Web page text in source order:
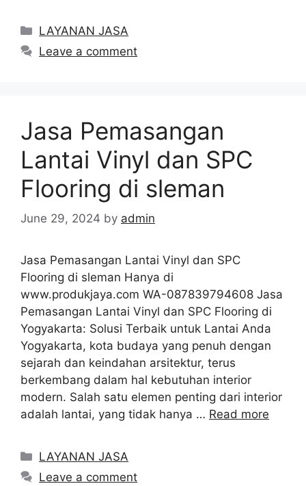
Categories
LAYANAN JASA
Leave a comment
Jasa Pemasangan
Lantai Vinyl dan SPC
Flooring di sleman
June 29, 2024 by admin
Jasa Pemasangan Lantai Vinyl dan SPC
Flooring di sleman Hanya di
www.produkjaya.com WA-087839794608 Jasa
Pemasangan Lantai Vinyl dan SPC Flooring di
Yogyakarta: Solusi Terbaik untuk Lantai Anda
Yogyakarta, kota budaya yang penuh dengan
sejarah dan keindahan arsitektur, terus
berkembang dalam hal kebutuhan interior
modern. Salah satu elemen penting dari interior
adalah lantai, yang tidak hanya … Read more
Categories
LAYANAN JASA
Leave a comment